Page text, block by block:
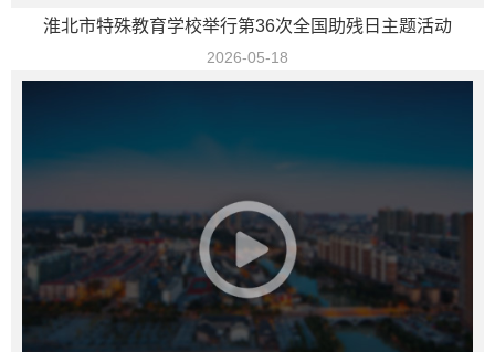
淮北市特殊教育学校举行第36次全国助残日主题活动
2026-05-18